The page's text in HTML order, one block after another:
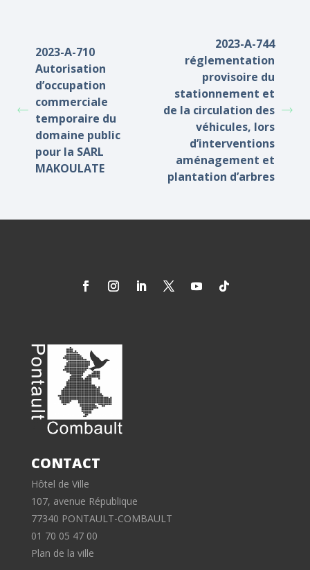
2023-A-710
Autorisation
d’occupation
commerciale
temporaire du
domaine public
pour la SARL
MAKOULATE
2023-A-744
réglementation
provisoire du
stationnement et
de la circulation des
véhicules, lors
d’interventions
aménagement et
plantation d’arbres
CONTACT
Hôtel de Ville
107, avenue République
77340 PONTAULT-COMBAULT
01 70 05 47 00
Plan de la ville